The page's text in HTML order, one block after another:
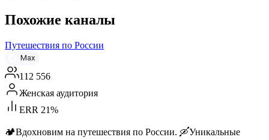
Похожие каналы
Путешествия по России
Max
112 556
Женская аудитория
ERR 21%
🏕️Вдохновим на путешествия по России. 🛶Уникальные